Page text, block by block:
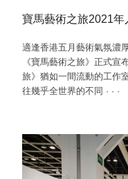
寶馬藝術之旅2021年
適逢香港五月藝術氣氛濃
《寶馬藝術之旅》正式宣
旅》猶如一間流動的工作
往幾乎全世界的不同 · · ·